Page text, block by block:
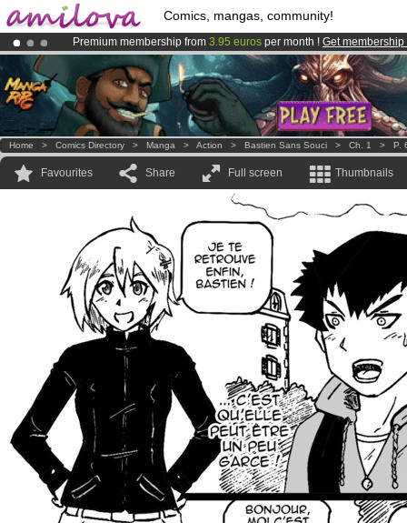
Comics, mangas, community!
Premium membership from 3.95 euros per month ! Get membership
AmilovaKickstarter is now LIVE!.
Already 134393membersand 1208 comics & mangas!.
Home > Comics Directory > Manga > Action > Bastien Sans Souci > Ch. 1 > P.
Favourites Share Full screen Thumbnails